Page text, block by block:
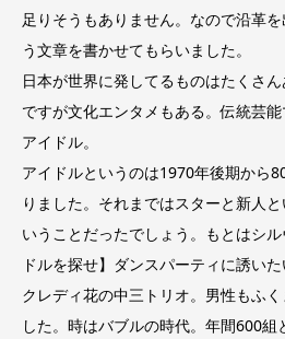
足りそうもありません。なので沿革
う文章を書かせてもらいました。
日本が世界に発してるものはたくさ
ですが文化エンタメもある。伝統芸能
アイドル。
アイドルというのは1970年後期から
りました。それまではスターと新人
いうことだったでしょう。もとはシ
ドルを探せ】ダンスパーティに誘い
クレディ花の中三トリオ。男性もふ
した。時はバブルの時代。年間600